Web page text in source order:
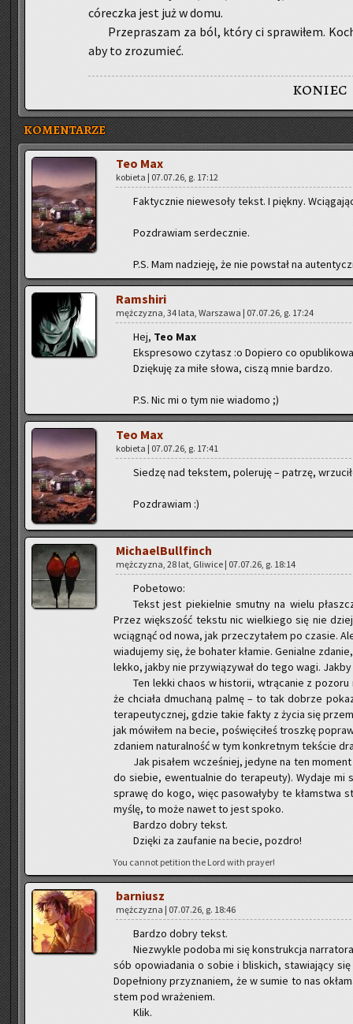
có­recz­ka jest już w domu.
Prze­pra­szam za ból, który ci spra­wi­łem.
aby to zro­zu­mieć.
koniec
KOMENTARZE
Teo Max
ko­bie­ta | 07.07.26, g. 17:12
Fak­tycz­nie nie­we­so­ły tekst. I pięk­ny.
Po­zdra­wiam ser­decz­nie.
P.S. Mam na­dzie­ję, że nie po­wstał na
Ram­shi­ri
męż­czy­zna, 34 lata, War­sza­wa | 07.07.26, g. 17:24
Hej, Teo Max
Eks­pre­so­wo czy­tasz :o Do­pie­ro co
Dzię­ku­ję za miłe słowa, ciszą mnie bar­dzo.
P.S. Nic mi o tym nie wia­do­mo ;)
Teo Max
ko­bie­ta | 07.07.26, g. 17:41
Sie­dzę nad tek­stem, po­le­ru­ję – pa­trzę,
Po­zdra­wiam :)
Mi­cha­el­Bul­l­finch
męż­czy­zna, 28 lat, Gli­wi­ce | 07.07.26, g. 18:14
Po­be­to­wo:
Tekst jest pie­kiel­nie smut­ny na wielu
Przez więk­szość tek­stu nic wiel­kie­go się nie
wcią­gnąć od nowa, jak prze­czy­ta­łem po cza­sie.
wia­du­je­my się, że bo­ha­ter kła­mie. Ge­nial­ne
lekko, jakby nie przy­wią­zy­wał do tego wagi.
Ten lekki chaos w hi­sto­rii, wtrą­ca­nie z
że chcia­ła dmu­cha­ną palmę – to tak do­brze
te­ra­peu­tycz­nej, gdzie takie fakty z życia się
jak mó­wi­łem na becie, po­świę­ci­łeś trosz­kę
zda­niem na­tu­ral­ność w tym kon­kret­nym tek­ście
Jak pi­sa­łem wcze­śniej, je­dy­ne na ten
do sie­bie, ewen­tu­al­nie do te­ra­peu­ty). Wy­da­je
spra­wę do kogo, więc pa­so­wa­ły­by te kłam­stwa
myślę, to może nawet to jest spoko.
Bar­dzo dobry tekst.
Dzię­ki za za­ufa­nie na becie, po­zdro!
You can­not pe­ti­tion the Lord with pray­er!
bar­niusz
męż­czy­zna | 07.07.26, g. 18:46
Bar­dzo dobry tekst.
Nie­zwy­kle po­do­ba mi się kon­struk­cja
sób opo­wia­da­nia o sobie i bli­skich, sta­wia­ją­cy
Do­peł­nio­ny przy­zna­niem, że w sumie to nas
stem pod wra­że­niem.
Klik.